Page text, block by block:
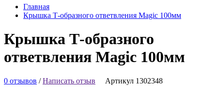
Главная
Крышка Т-образного ответвления Magic 100мм
Крышка Т-образного
ответвления Magic 100мм
0 отзывов /Написать отзыв Артикул 1302348